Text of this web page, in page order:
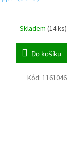
Skladem (14 ks)
Do košíku
Kód: 1161046